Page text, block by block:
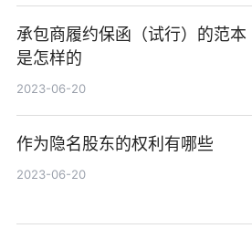
承包商履约保函（试行）的范本
是怎样的
2023-06-20
作为隐名股东的权利有哪些
2023-06-20